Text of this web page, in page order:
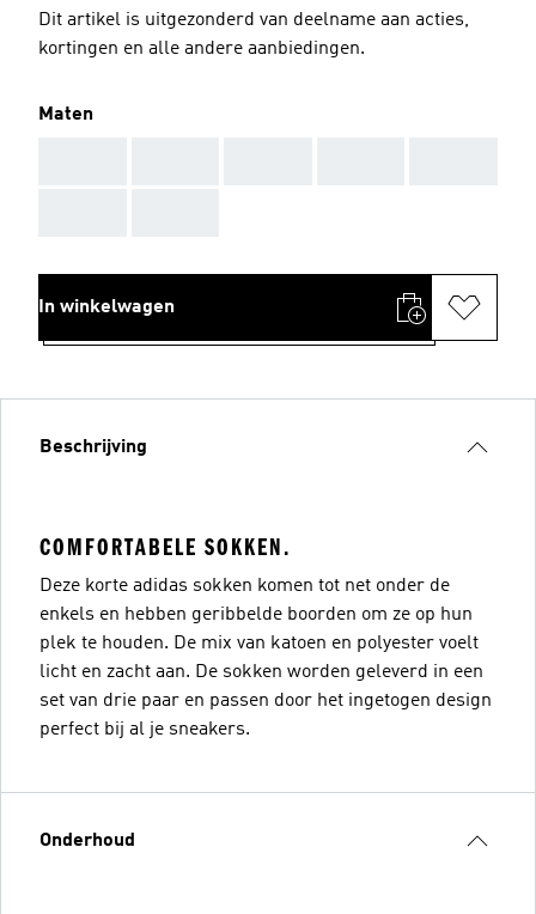
Dit artikel is uitgezonderd van deelname aan acties,
kortingen en alle andere aanbiedingen.
Maten
In winkelwagen
Beschrijving
COMFORTABELE SOKKEN.
Deze korte adidas sokken komen tot net onder de
enkels en hebben geribbelde boorden om ze op hun
plek te houden. De mix van katoen en polyester voelt
licht en zacht aan. De sokken worden geleverd in een
set van drie paar en passen door het ingetogen design
perfect bij al je sneakers.
Onderhoud